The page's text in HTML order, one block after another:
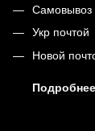
Самовывоз
Укр почтой
Новой